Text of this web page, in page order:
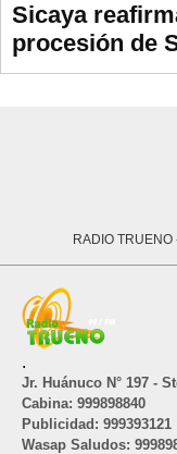
Sicaya
procesión de
RADIO TRUENO
.
Jr. Huánuco N° 197 -
Cabina: 999898840
Publicidad: 999393121
Wasap Saludos: